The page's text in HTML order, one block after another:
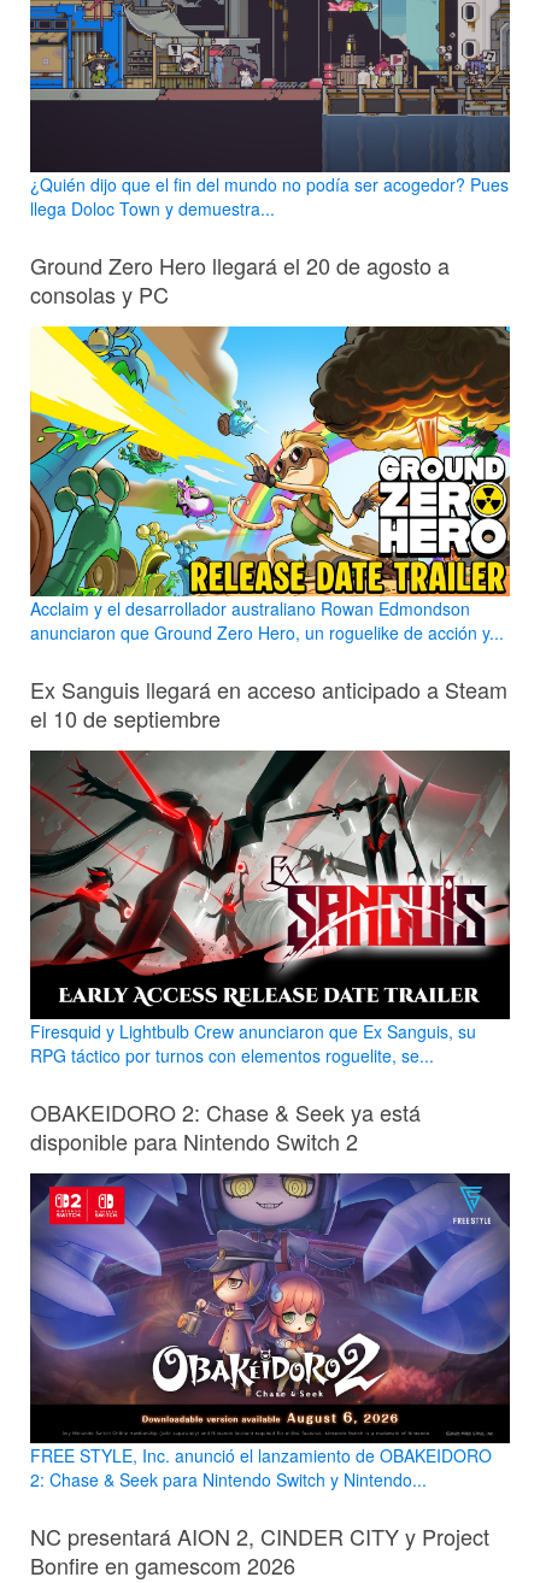
¿Quién dijo que el fin del mundo no podía ser acogedor? Pues
llega Doloc Town y demuestra...
Ground Zero Hero llegará el 20 de agosto a
consolas y PC
Acclaim y el desarrollador australiano Rowan Edmondson
anunciaron que Ground Zero Hero, un roguelike de acción y...
Ex Sanguis llegará en acceso anticipado a Steam
el 10 de septiembre
Firesquid y Lightbulb Crew anunciaron que Ex Sanguis, su
RPG táctico por turnos con elementos roguelite, se...
OBAKEIDORO 2: Chase & Seek ya está
disponible para Nintendo Switch 2
FREE STYLE, Inc. anunció el lanzamiento de OBAKEIDORO
2: Chase & Seek para Nintendo Switch y Nintendo...
NC presentará AION 2, CINDER CITY y Project
Bonfire en gamescom 2026